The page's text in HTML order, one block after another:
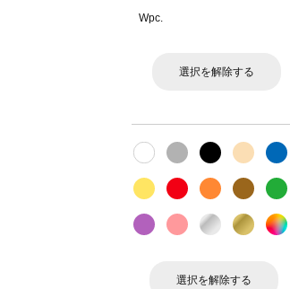
Wpc.
選択を解除する
選択を解除する